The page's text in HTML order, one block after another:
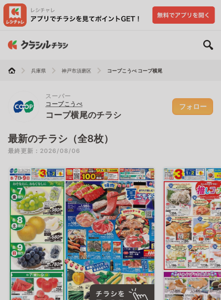
兵庫県 神戸市須磨区 コープこうべ コープ横尾
スーパー
コープこうべ
コープ横尾のチラシ
フォロー
最新のチラシ（全8枚）
最終更新：2026/08/06